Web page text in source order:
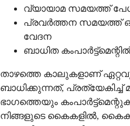
വ്യായാമ സമയത്ത്
പ്രവര്‍ത്തന സമയത്ത്
വേദന
ബാധിത
താഴത്തെ കാലുകളാണ്
ബാധിക്കുന്നത്, പ്രത്യേകിച്ച്
ഭാഗത്തെയും
നിങ്ങളുടെ കൈകളില്‍,